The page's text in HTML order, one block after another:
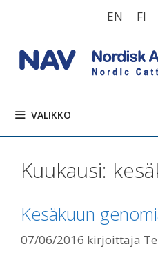
EN FI
VALIKKO
Kuukausi:
Kesäkuun
07/06/2016 kirjoittaja